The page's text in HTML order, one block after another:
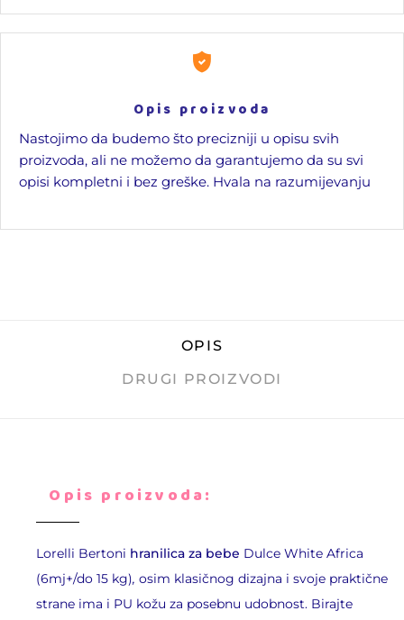
Opis proizvoda
Nastojimo da budemo što precizniji u opisu svih
proizvoda, ali ne možemo da garantujemo da su svi
opisi kompletni i bez greške. Hvala na razumijevanju
OPIS
DRUGI PROIZVODI
Opis proizvoda:
Lorelli Bertoni hranilica za bebe Dulce White Africa
(6mj+/do 15 kg), osim klasičnog dizajna i svoje praktične
strane ima i PU kožu za posebnu udobnost. Birajte